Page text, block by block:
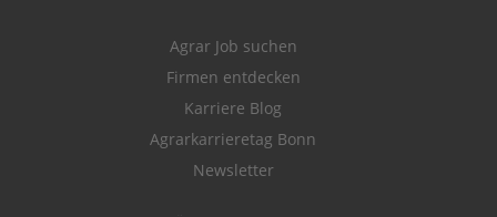
Agrar Job suchen
Firmen entdecken
Karriere Blog
Agrarkarrieretag Bonn
Newsletter